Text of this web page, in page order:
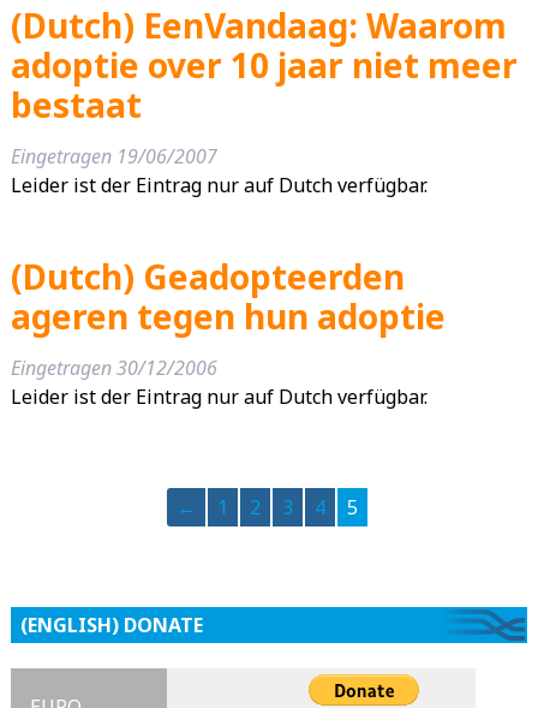
(Dutch) EenVandaag: Waarom
adoptie over 10 jaar niet meer
bestaat
Eingetragen 19/06/2007
Leider ist der Eintrag nur auf Dutch verfügbar.
(Dutch) Geadopteerden
ageren tegen hun adoptie
Eingetragen30/12/2006
Leider ist der Eintrag nur auf Dutch verfügbar.
← 1 2 3 4 5
(ENGLISH) DONATE